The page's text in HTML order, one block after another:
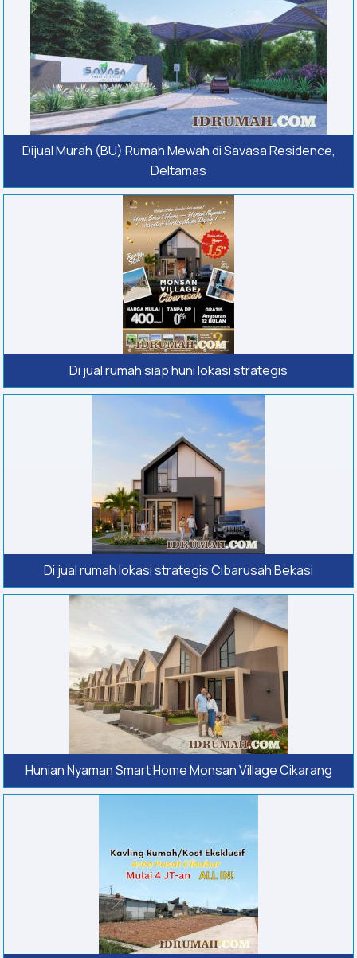
Dijual Murah (BU) Rumah Mewah di Savasa Residence,
Deltamas
Di jual rumah siap huni lokasi strategis
Di jual rumah lokasi strategis Cibarusah Bekasi
Hunian Nyaman Smart Home Monsan Village Cikarang